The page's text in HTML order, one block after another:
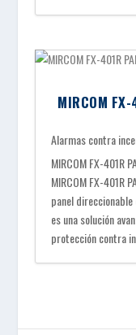
MIRCOM FX-
Alarmas contra
MIRCOM FX-401R
MIRCOM FX-401R
panel direccionable
es una solución
protección contra